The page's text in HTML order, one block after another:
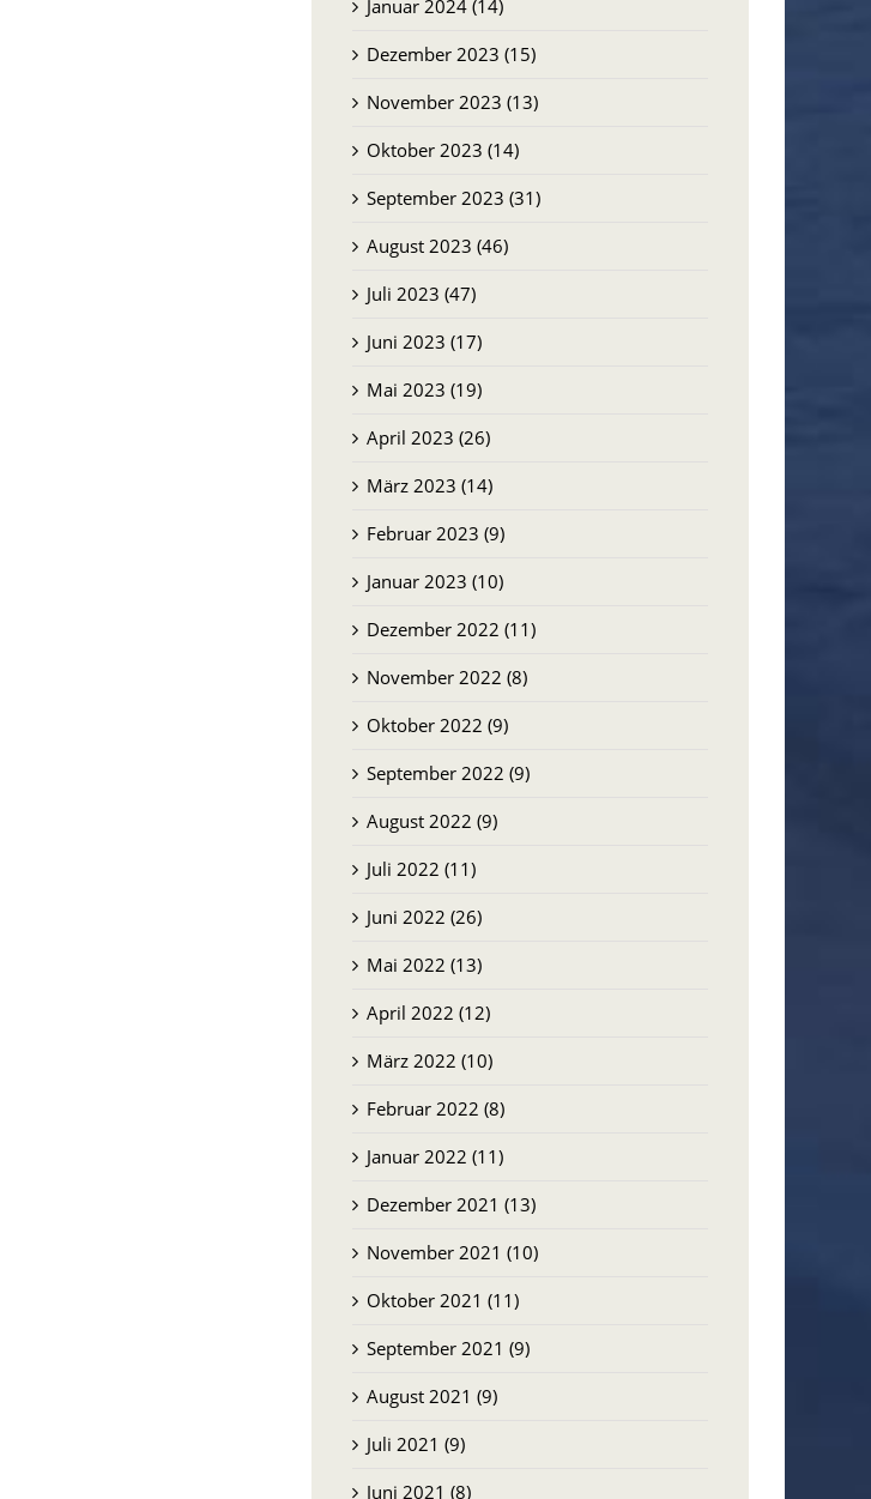
Januar 2024 (14)
Dezember 2023 (15)
November 2023 (13)
Oktober 2023 (14)
September 2023 (31)
August 2023 (46)
Juli 2023 (47)
Juni 2023 (17)
Mai 2023 (19)
April 2023 (26)
März 2023 (14)
Februar 2023 (9)
Januar 2023 (10)
Dezember 2022 (11)
November 2022 (8)
Oktober 2022 (9)
September 2022 (9)
August 2022 (9)
Juli 2022 (11)
Juni 2022 (26)
Mai 2022 (13)
April 2022 (12)
März 2022 (10)
Februar 2022 (8)
Januar 2022 (11)
Dezember 2021 (13)
November 2021 (10)
Oktober 2021 (11)
September 2021 (9)
August 2021 (9)
Juli 2021 (9)
Juni 2021 (8)